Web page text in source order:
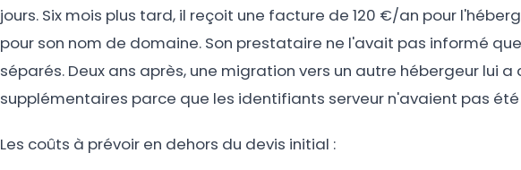
jours. Six mois plus tard, il reçoit une facture de 120 €/an pour
pour son nom de domaine. Son prestataire ne l'avait pas informé
séparés. Deux ans après, une migration vers un autre hébergeur lui a
supplémentaires parce que les identifiants serveur n'avaient pas
Les coûts à prévoir en dehors du devis initial :